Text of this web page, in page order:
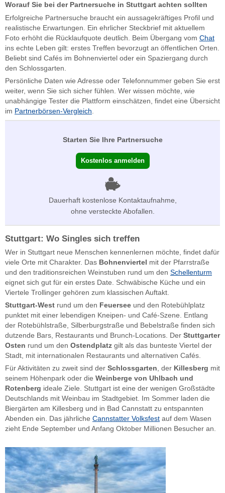
Worauf Sie bei der Partnersuche in Stuttgart achten sollten
Erfolgreiche Partnersuche braucht ein aussagekräftiges Profil und
realistische Erwartungen. Ein ehrlicher Steckbrief mit aktuellem
Foto erhöht die Rücklaufquote deutlich. Beim Übergang vom Chat
ins echte Leben gilt: erstes Treffen bevorzugt an öffentlichen Orten.
Beliebt sind Cafés im Bohnenviertel oder ein Spaziergang durch
den Schlossgarten.
Persönliche Daten wie Adresse oder Telefonnummer geben Sie erst
weiter, wenn Sie sich sicher fühlen. Wer wissen möchte, wie
unabhängige Tester die Plattform einschätzen, findet eine Übersicht
im Partnerbörsen-Vergleich.
Starten Sie Ihre Partnersuche
Kostenlos anmelden
Dauerhaft kostenlose Kontaktaufnahme,
ohne versteckte Abofallen.
Stuttgart: Wo Singles sich treffen
Wer in Stuttgart neue Menschen kennenlernen möchte, findet dafür
viele Orte mit Charakter. Das Bohnenviertel mit der Pfarrstraße
und den traditionsreichen Weinstuben rund um den Schellenturm
eignet sich gut für ein erstes Date. Schwäbische Küche und ein
Viertele Trollinger gehören zum klassischen Auftakt.
Stuttgart-West rund um den Feuersee und den Rotebühlplatz
punktet mit einer lebendigen Kneipen- und Café-Szene. Entlang
der Rotebühlstraße, Silberburgstraße und Bebelstraße finden sich
dutzende Bars, Restaurants und Brunch-Locations. Der Stuttgarter
Osten rund um den Ostendplatz gilt als das bunteste Viertel der
Stadt, mit internationalen Restaurants und alternativen Cafés.
Für Aktivitäten zu zweit sind der Schlossgarten, der Killesberg mit
seinem Höhenpark oder die Weinberge von Uhlbach und
Rotenberg ideale Ziele. Stuttgart ist eine der wenigen Großstädte
Deutschlands mit Weinbau im Stadtgebiet. Im Sommer laden die
Biergärten am Killesberg und in Bad Cannstatt zu entspannten
Abenden ein. Das jährliche Cannstatter Volksfest auf dem Wasen
zieht Ende September und Anfang Oktober Millionen Besucher an.